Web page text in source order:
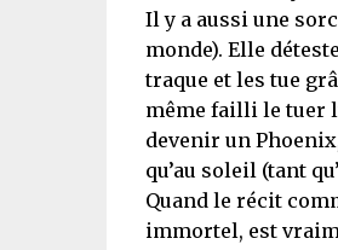
Il y a aussi une
monde). Elle
traque et les tue
même failli le tuer
devenir un
qu’au soleil (tant
Quand le récit
immortel, est